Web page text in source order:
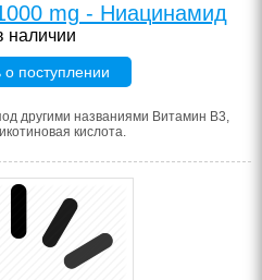
mg - Ниацинамид
наличии
поступлении
другими названиями Витамин B3,
кислота.